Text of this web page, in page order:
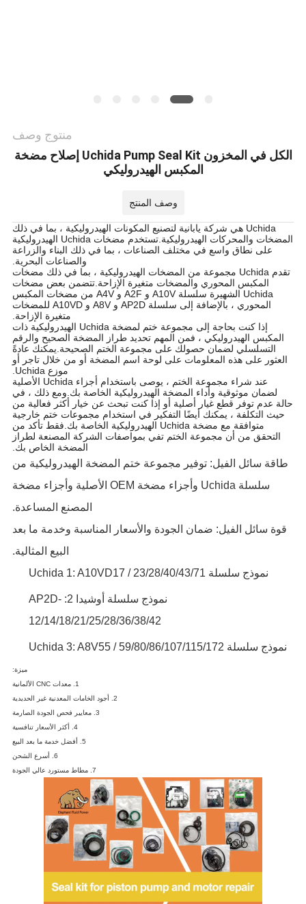
منتوج وصف
الكل في المخزون Uchida Pump Seal Kit إصلاح مضخة
المكبس الهيدروليكي
وصف المنتج
Uchida هي شركة يابانية لتصنيع المكونات الهيدروليكية ، بما في ذلك
المضخات والمحركات الهيدروليكية.تستخدم مضخات Uchida الهيدروليكية
على نطاق واسع في مختلف الصناعات ، بما في ذلك البناء والزراعة
والصناعات البحرية.
تقدم Uchida مجموعة من المضخات الهيدروليكية ، بما في ذلك مضخات
المكبس المحوري والمضخات متغيرة الإزاحة.تتضمن بعض مضخات
Uchida الشهيرة سلسلة A10V و A2F و A4V من مضخات المكبس
المحوري ، بالإضافة إلى سلسلة AP2D و A8V و A10VD للمضخات
متغيرة الإزاحة.
إذا كنت بحاجة إلى مجموعة ختم لمضخة Uchida الهيدروليكية ذات
المكبس الهيدروليكي ، فمن المهم تحديد طراز المضخة الصحيح والرقم
التسلسلي لضمان حصولك على مجموعة الختم الصحيحة.يمكنك عادةً
العثور على هذه المعلومات على لوحة اسم المضخة أو من خلال تاجر أو
موزع Uchida.
عند شراء مجموعة الختم ، يوصى باستخدام أجزاء Uchida الأصلية
لضمان موثوقية وأداء المضخة الهيدروليكية الخاصة بك.ومع ذلك ، في
حالة عدم توفر قطع غيار أصلية أو إذا كنت تبحث عن خيار أكثر فعالية من
حيث التكلفة ، يمكنك أيضًا التفكير في استخدام مجموعات ختم خارجية
متوافقة مع مضخة Uchida الهيدروليكية الخاصة بك.فقط تأكد من
التحقق من أن مجموعة الختم تفي بمواصفات الشركة المصنعة لطراز
المضخة الخاص بك.
طاقة سائل الفيل: توفير مجموعة ختم المضخة الهيدروليكية من
سلسلة Uchida وأجزاء مضخة OEM الأصلية وأجزاء مضخة
المصنع المساعدة.
قوة سائل الفيل: ضمان الجودة والأسعار المناسبة وخدمة ما بعد
البيع المثالية.
نموذج سلسلة Uchida 1: A10VD17 / 23/28/40/43/71
نموذج سلسلة أوشيدا 2: AP2D-
12/14/18/21/25/28/36/38/42
نموذج سلسلة Uchida 3: A8V55 / 59/80/86/107/115/172
ميزة:
1. معدات CNC الألمانية
2. أجود الخامات المعدنية غير الحديدية
3. معايير فحص الجودة الصارمة
4. أكثر الأسعار تنافسية
5. أفضل خدمة ما بعد البيع
6. أسرع الشحن
7. مطاط مستورد عالي الجودة